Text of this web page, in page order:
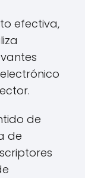
efectiva,
de
de